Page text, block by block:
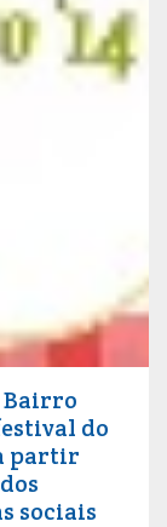
Bairro
do
partir
sociais